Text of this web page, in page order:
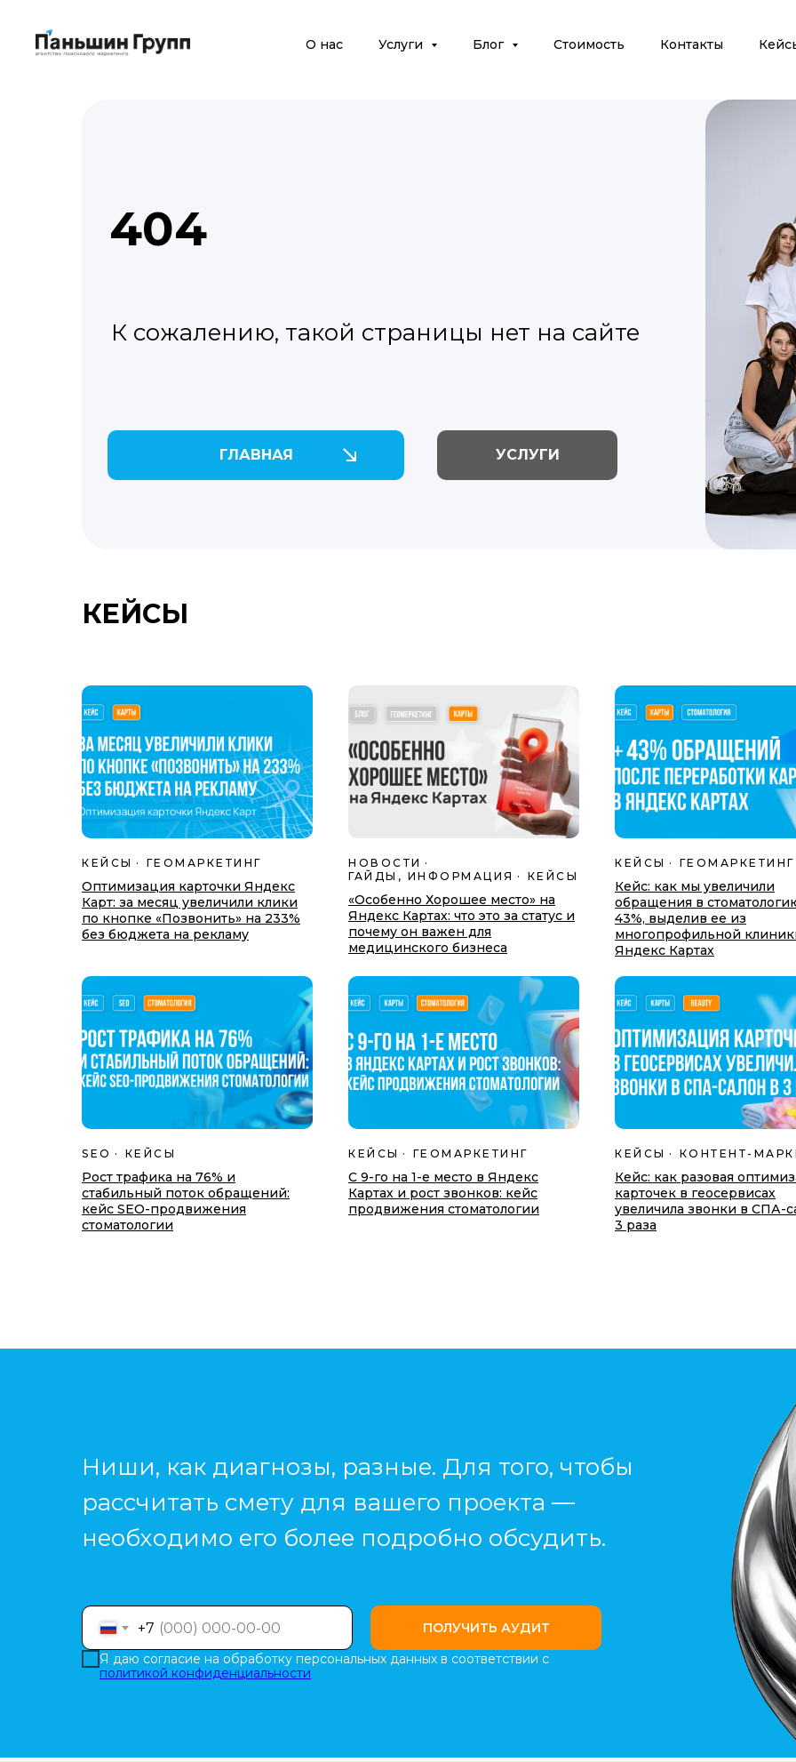
О нас Услуги Блог Стоимость Контакты
404
К сожалению, такой страницы нет на сайте
УСЛУГИ
ГЛАВНАЯ
КЕЙСЫ
КЕЙСЫ ГЕОМАРКЕТИНГ
Оптимизация карточки Яндекс
Карт: за месяц увеличили клики
по кнопке «Позвонить» на 233%
без бюджета на рекламу
НОВОСТИ
ГАЙДЫ, ИНФОРМАЦИЯ
КЕЙСЫ
«Особенно Хорошее место» на
Яндекс Картах: что это за статус и
почему он важен для
медицинского бизнеса
КЕЙСЫ ГЕОМАРКЕТИНГ
Кейс: как мы увеличили
обращения в
43%, выделив еe из
многопрофильной
Яндекс Картах
SEO КЕЙСЫ
Рост трафика на 76% и
стабильный поток обращений:
кейс SEO-продвижения
стоматологии
КЕЙСЫ ГЕОМАРКЕТИНГ
С 9-го на 1-е место в Яндекс
Картах и рост звонков: кейс
продвижения стоматологии
КЕЙСЫ КОНТЕНТ-
Кейс: как разовая
карточек в геосервисах
увеличила звонки в СПА-
3 раза
Ниши, как диагнозы, разные. Для того, чтобы
рассчитать смету для вашего проекта —
необходимо его более подробно обсудить.
+7
Я даю согласие на обработку персональных данных в соответствии с
политикой конфиденциальности
ПОЛУЧИТЬ АУДИТ